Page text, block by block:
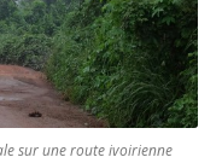
sur une route ivoirienne